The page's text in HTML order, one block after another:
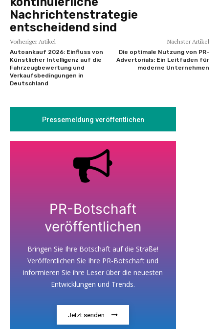
Nachrichtenstrategie
entscheidend sind
Vorheriger Artikel
Autoankauf 2026: Einfluss von
Künstlicher Intelligenz auf die
Fahrzeugbewertung und
Verkaufsbedingungen in
Deutschland
Nächster Artikel
Die optimale Nutzung von PR-
Advertorials: Ein Leitfaden für
moderne Unternehmen
Pressemeldung veröffentlichen
PR-Botschaft
veröffentlichen
Bringen Sie Ihre Botschaft auf die Straße!
Veröffentlichen Sie Ihre PR-Botschaft und
informieren Sie ihre Leser über die neuesten
Entwicklungen und Trends.
Jetzt senden